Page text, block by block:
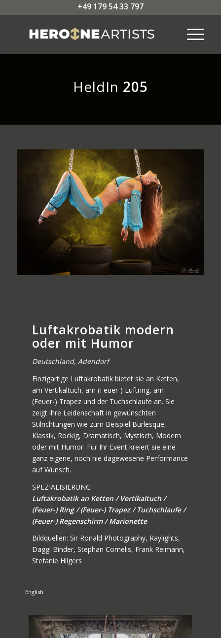
+49 179 54 33 797
HeldIn 205
Luftakrobatik modern
oder mit Humor
Deutschland, Adendorf
Einzigartige Luftakrobatik bietet sie an Ketten,
am Vertikaltuch, am (Feuer-) Luftring, am
(Feuer-) Trapez und der Tuchschlaufe an. Sie
zeigt ihre Leidenschaft in gewünschten
Stilrichtungen wie zum Beispiel Burlesque,
Klassik, Rockig, Dramatisch, Mystisch, Modern
oder mit Humor. Für Ihr Event kreiert sie eine
ganz eigene, noch nie dagewesene Performance
auf Wunsch.
SPEZIALISIERUNG
Luftakrobatik an Ketten / Vertikaltuch /
(Feuer-) Ring / (Feuer-) Trapez / Tuchschlaufe /
(Feuer-) Regenschirm / Marionette
Bildquellen: Sir Ronald Photography, Raylights,
Daggi Binder, Stephan Cornelis, Frank Reimann,
Stefanie Hilgers
English